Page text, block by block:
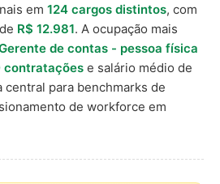
em 124 cargos distintos, com
R$ 12.981. A ocupação mais
de contas - pessoa física
contratações e salário médio de
para benchmarks de
de workforce em